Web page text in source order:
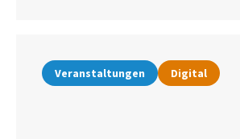
Veranstaltungen Digital